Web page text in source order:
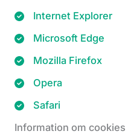
Internet Explorer
Microsoft Edge
Mozilla Firefox
Opera
Safari
Information om cookies